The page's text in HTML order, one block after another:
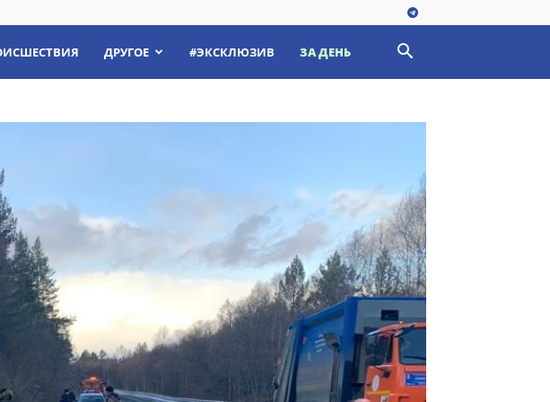
ДРУГОЕ #ЭКСКЛЮЗИВ ЗА ДЕНЬ